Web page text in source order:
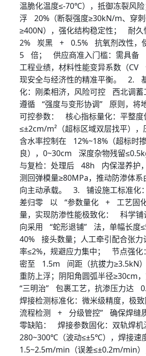
温脆化温度≤-70℃），抵御冻裂风
浮 20%（断裂强度≥30kN/m、穿
≥400N），强化结构稳定性； 耐久
2% 炭黑 + 0.5% 抗氧剂改性，
5 倍； 供应商准入门槛：需具备
工程业绩，材料性能变异系数（CV
现安全与经济性的精准平衡。 2.
化：刚柔相济，风险可控 西北调蓄
遵循 “强度与变形协调” 原则，将
可控参数： 核心指标量化：平整度
≤±2cm/m²（超标区域双层找平），
含水率控制在 12%~18%（超标
良），0~30cm 深度杂物残留
与复检：处理后 48h 内保湿养
测回弹模量≥80MPa，推动防渗体系
向主动承载。 3. 铺设施工标准化
差归零 以 “参数量化 + 工艺固
量，实现防渗性能极致化： 科学铺
向采用 “蛇形退铺” 法，单幅长度
40% 接头数量；人工牵引配合张力
率≤2%，规避应力集中； 节点强化
密至 1.5m 间距（抗拔力≥3.5kN
重防上浮；阴阳角圆弧半径≥30cm
“三明治” 包裹工艺，抗渗压力达
焊接检测标准化：微米级精度，极
流程检测 + 分级管控” 确保焊缝
零缺陷： 焊接参数固化：双轨焊机
280~300℃（波动≤±5℃），焊接速
1.5~2.5m/min（误差≤±0.2m/min